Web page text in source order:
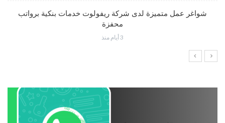
شواغر عمل متميزة لدى شركة ريفولوت خدمات بنكية برواتب
محفزة
3 أيام منذ